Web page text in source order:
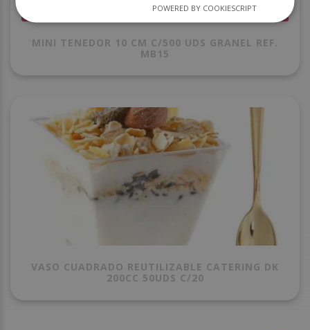
MINI TENEDOR 10 CM C/500 UDS GRANEL REF.
MB15
VASO CUADRADO REUTILIZABLE CATERING DK
200CC 50UDS C/20
POWERED BY COOKIESCRIPT